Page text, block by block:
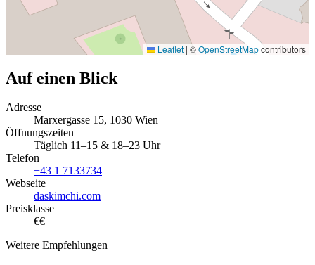
Leaflet | ©OpenStreetMapcontributors
Auf einen Blick
Adresse
Marxergasse 15, 1030 Wien
Öffnungszeiten
Täglich 11–15 & 18–23 Uhr
Telefon
+43 1 7133734
Webseite
daskimchi.com
Preisklasse
€€
Weitere Empfehlungen